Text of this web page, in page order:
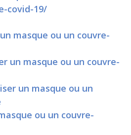
covid-19/
masque ou un couvre-
un masque ou un couvre-
un masque ou un
ou un couvre-